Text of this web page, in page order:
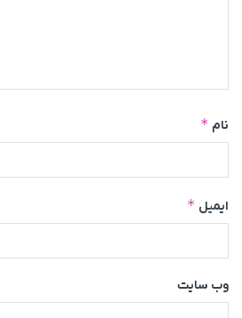
نام *
ایمیل *
وب‌ سایت